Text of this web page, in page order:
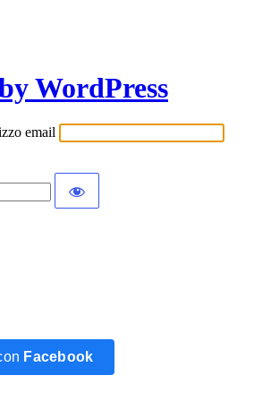
WordPress
email
Facebook